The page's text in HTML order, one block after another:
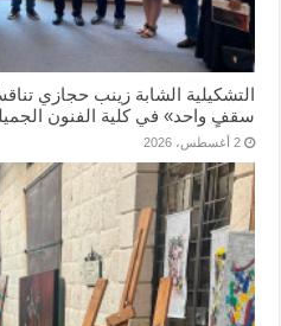
التشكيلية الشابة زينب حجازي
سقفٍ واحد» في كلية الفنون
2 أغسطس، 2026